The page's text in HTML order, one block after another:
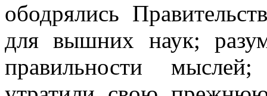
ободрялись
для вышних наук;
правильности